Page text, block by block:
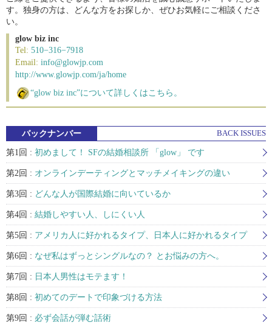
す。独身の方は、どんな方をお探しか、ぜひお気軽にご相談くださ
い。
glow biz inc
Tel: 510−316−7918
Email: info@glowjp.com
http://www.glowjp.com/ja/home
“glow biz inc”について詳しくはこちら。
バックナンバー BACK ISSUES
第1回 : 初めまして！ SFの結婚相談所 「glow」 です
第2回 : オンラインデーティングとマッチメイキングの違い
第3回 : どんな人が国際結婚に向いているか
第4回 : 結婚しやすい人、しにくい人
第5回 : アメリカ人に好かれるタイプ、日本人に好かれるタイプ
第6回 : なぜ私はずっとシングルなの？ とお悩みの方へ。
第7回 : 日本人男性はモテます！
第8回 : 初めてのデートで印象づける方法
第9回 : 必ず会話が弾む話術